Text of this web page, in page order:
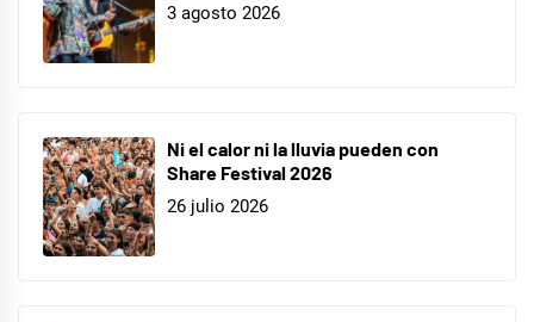
3 agosto 2026
Ni el calor ni la lluvia pueden con
Share Festival 2026
26 julio 2026